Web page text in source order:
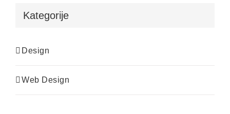
Kategorije
Design
Web Design